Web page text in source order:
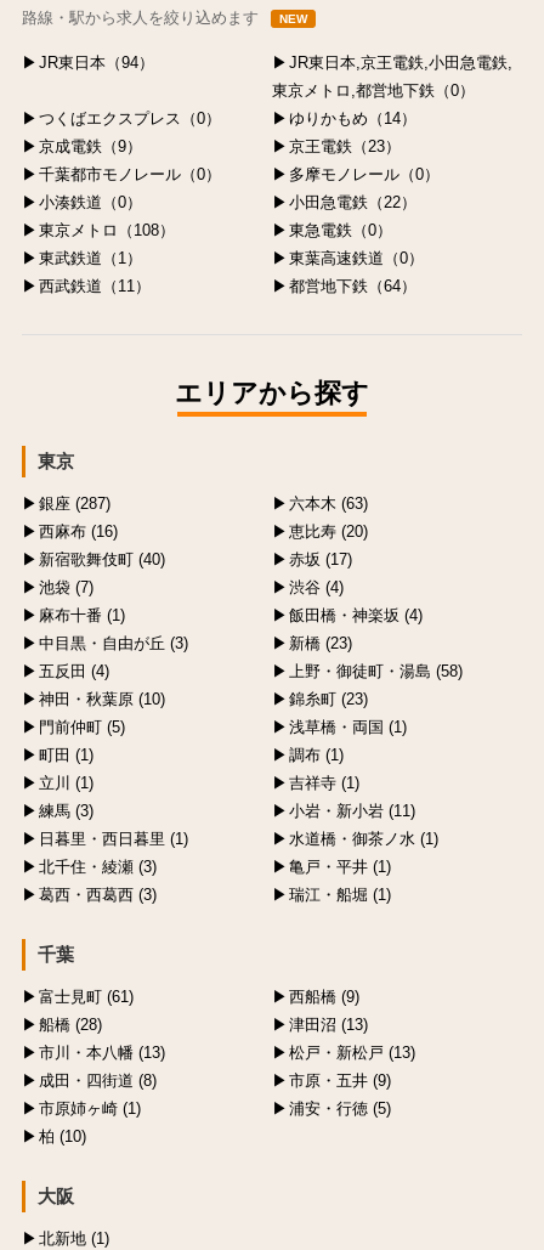
路線・駅から求人を絞り込めます NEW
JR東日本（94）
JR東日本,京王電鉄,小田急電鉄,
東京メトロ,都営地下鉄（0）
つくばエクスプレス（0）
ゆりかもめ（14）
京成電鉄（9）
京王電鉄（23）
千葉都市モノレール（0）
多摩モノレール（0）
小湊鉄道（0）
小田急電鉄（22）
東京メトロ（108）
東急電鉄（0）
東武鉄道（1）
東葉高速鉄道（0）
西武鉄道（11）
都営地下鉄（64）
エリアから探す
東京
銀座 (287)
六本木 (63)
西麻布 (16)
恵比寿 (20)
新宿歌舞伎町 (40)
赤坂 (17)
池袋 (7)
渋谷 (4)
麻布十番 (1)
飯田橋・神楽坂 (4)
中目黒・自由が丘 (3)
新橋 (23)
五反田 (4)
上野・御徒町・湯島 (58)
神田・秋葉原 (10)
錦糸町 (23)
門前仲町 (5)
浅草橋・両国 (1)
町田 (1)
調布 (1)
立川 (1)
吉祥寺 (1)
練馬 (3)
小岩・新小岩 (11)
日暮里・西日暮里 (1)
水道橋・御茶ノ水 (1)
北千住・綾瀬 (3)
亀戸・平井 (1)
葛西・西葛西 (3)
瑞江・船堀 (1)
千葉
富士見町 (61)
西船橋 (9)
船橋 (28)
津田沼 (13)
市川・本八幡 (13)
松戸・新松戸 (13)
成田・四街道 (8)
市原・五井 (9)
市原姉ヶ崎 (1)
浦安・行徳 (5)
柏 (10)
大阪
北新地 (1)